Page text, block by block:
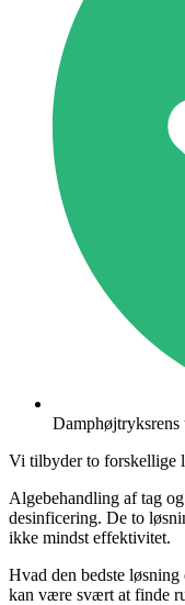
Vi tilbyder to forskellige
Algebehandling af tag
desinficering. De to
ikke mindst effektivitet.
Hvad den bedste
kan være svært at finde